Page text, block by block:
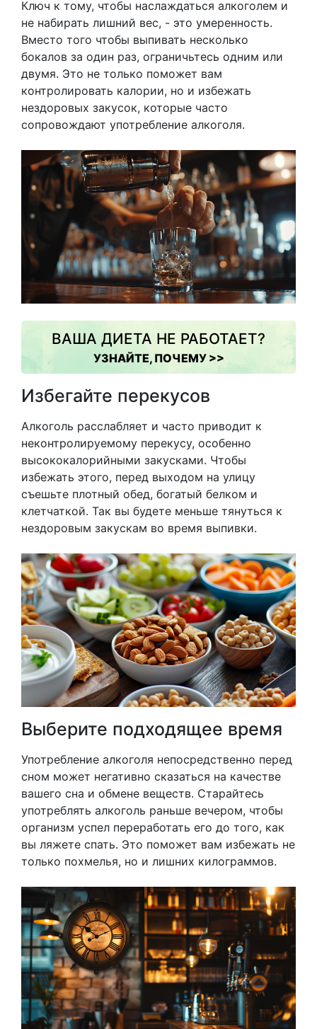
Ключ к тому, чтобы наслаждаться алкоголем и
не набирать лишний вес, - это умеренность.
Вместо того чтобы выпивать несколько
бокалов за один раз, ограничьтесь одним или
двумя. Это не только поможет вам
контролировать калории, но и избежать
нездоровых закусок, которые часто
сопровождают употребление алкоголя.
ВАША ДИЕТА НЕ РАБОТАЕТ?
УЗНАЙТЕ, ПОЧЕМУ >>
Избегайте перекусов
Алкоголь расслабляет и часто приводит к
неконтролируемому перекусу, особенно
высококалорийными закусками. Чтобы
избежать этого, перед выходом на улицу
съешьте плотный обед, богатый белком и
клетчаткой. Так вы будете меньше тянуться к
нездоровым закускам во время выпивки.
Выберите подходящее время
Употребление алкоголя непосредственно перед
сном может негативно сказаться на качестве
вашего сна и обмене веществ. Старайтесь
употреблять алкоголь раньше вечером, чтобы
организм успел переработать его до того, как
вы ляжете спать. Это поможет вам избежать не
только похмелья, но и лишних килограммов.